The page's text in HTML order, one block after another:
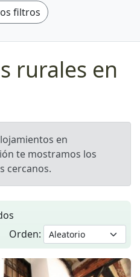
filtros
rurales en
en
te mostramos los
cercanos.
Orden: